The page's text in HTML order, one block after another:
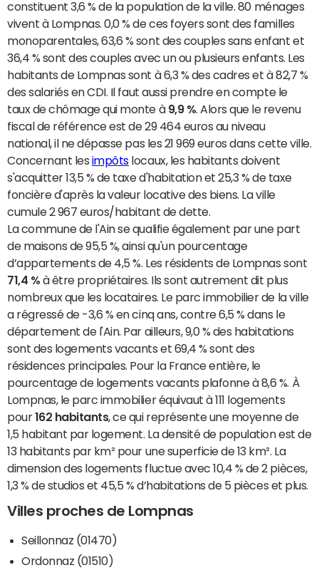
constituent 3,6 % de la population de la ville. 80 ménages
vivent à Lompnas. 0,0 % de ces foyers sont des familles
monoparentales, 63,6 % sont des couples sans enfant et
36,4 % sont des couples avec un ou plusieurs enfants. Les
habitants de Lompnas sont à 6,3 % des cadres et à 82,7 %
des salariés en CDI. Il faut aussi prendre en compte le
taux de chômage qui monte à 9,9 %. Alors que le revenu
fiscal de référence est de 29 464 euros au niveau
national, il ne dépasse pas les 21 969 euros dans cette ville.
Concernant les impôtslocaux, les habitants doivent
s'acquitter 13,5 % de taxe d'habitation et 25,3 % de taxe
foncière d'après la valeur locative des biens. La ville
cumule 2 967 euros/habitant de dette.
La commune de l'Ain se qualifie également par une part
de maisons de 95,5 %, ainsi qu'un pourcentage
d’appartements de 4,5 %. Les résidents de Lompnas sont
71,4 % à être propriétaires. Ils sont autrement dit plus
nombreux que les locataires. Le parc immobilier de la ville
a régressé de -3,6 % en cinq ans, contre 6,5 % dans le
département de l'Ain. Par ailleurs, 9,0 % des habitations
sont des logements vacants et 69,4 % sont des
résidences principales. Pour la France entière, le
pourcentage de logements vacants plafonne à 8,6 %. À
Lompnas, le parc immobilier équivaut à 111 logements
pour162 habitants, ce qui représente une moyenne de
1,5 habitant par logement. La densité de population est de
13 habitants par km² pour une superficie de 13 km². La
dimension des logements fluctue avec 10,4 % de 2 pièces,
1,3 % de studios et 45,5 % d’habitations de 5 pièces et plus.
Villes proches de Lompnas
Seillonnaz (01470)
Ordonnaz (01510)